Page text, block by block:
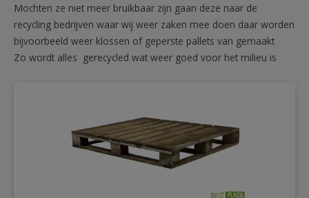
Mochten ze niet meer bruikbaar zijn gaan deze naar de
recycling bedrijven waar wij weer zaken mee doen daar worden
bijvoorbeeld weer klossen of geperste pallets van gemaakt
Zo wordt alles gerecycled wat weer goed voor het milieu is